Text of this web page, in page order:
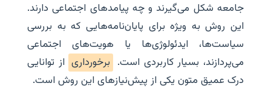
جامعه شکل می‌گیرند و چه پیامدهای اجتماعی دارند.
این روش به ویژه برای پایان‌نامه‌هایی که به بررسی
سیاست‌ها، ایدئولوژی‌ها یا هویت‌های اجتماعی
می‌پردازند، بسیار کاربردی است. برخورداری از توانایی
درک عمیق متون یکی از پیش‌نیازهای این روش است.